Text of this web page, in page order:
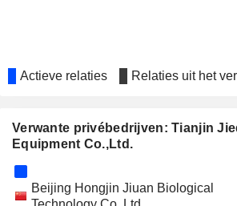
Actieve relaties Relaties uit het
Verwante privébedrijven: Tianjin
Equipment Co.,Ltd.
Beijing Hongjin Jiuan Biological